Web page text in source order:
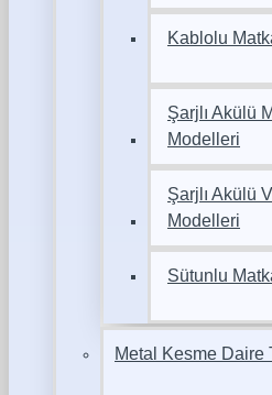
Kablolu
Şarjlı Akülü
Modelleri
Şarjlı Akülü
Modelleri
Sütunlu
Metal Kesme Daire